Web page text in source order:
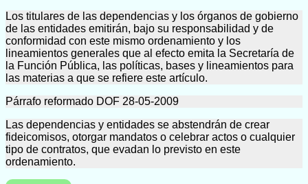
Los titulares de las dependencias y los órganos de gobierno
de las entidades emitirán, bajo su responsabilidad y de
conformidad con este mismo ordenamiento y los
lineamientos generales que al efecto emita la Secretaría de
la Función Pública, las políticas, bases y lineamientos para
las materias a que se refiere este artículo.
Párrafo reformado DOF 28-05-2009
Las dependencias y entidades se abstendrán de crear
fideicomisos, otorgar mandatos o celebrar actos o cualquier
tipo de contratos, que evadan lo previsto en este
ordenamiento.